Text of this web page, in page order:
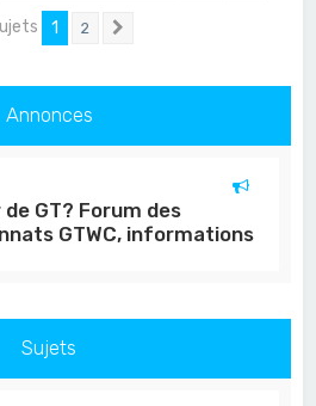
e
1 2
Annonces
GT? Forum des
GTWC, informations
Sujets